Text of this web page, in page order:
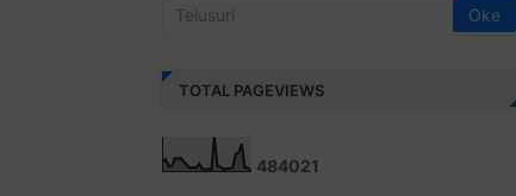
TOTAL PAGEVIEWS
484021